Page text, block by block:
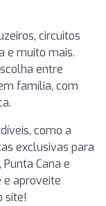
circuitos
e muito mais.
entre
família, com
como a
exclusivas para
Cana e
e aproveite
site!